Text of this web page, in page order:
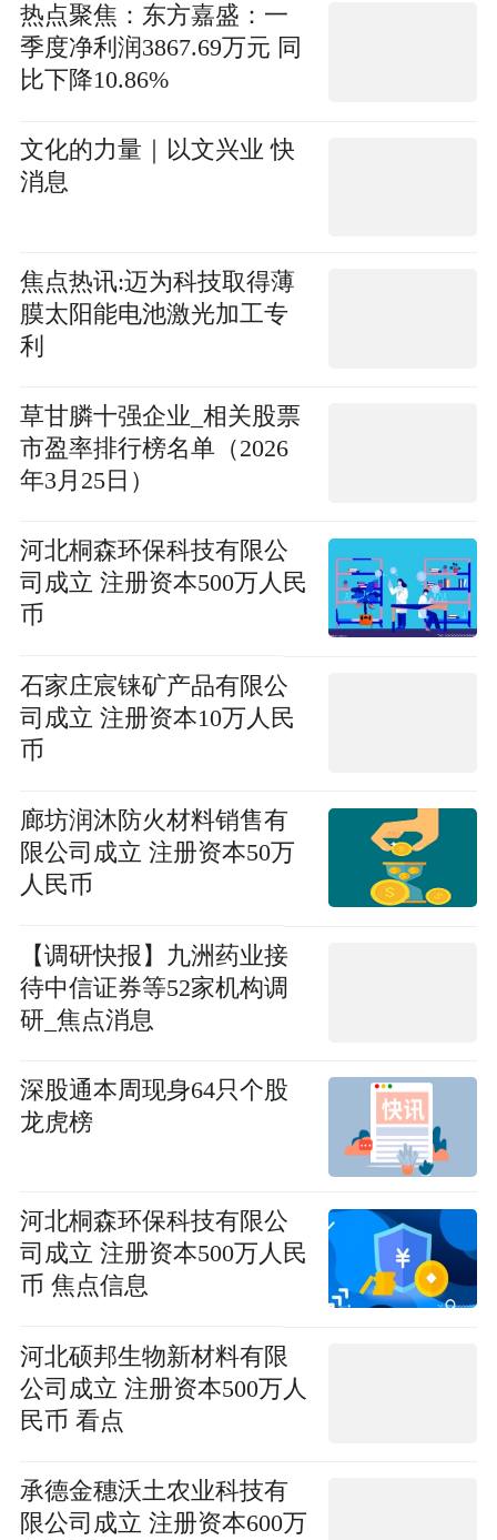
热点聚焦：东方嘉盛：一
季度净利润3867.69万元 同
比下降10.86%
文化的力量｜以文兴业 快
消息
焦点热讯:迈为科技取得薄
膜太阳能电池激光加工专
利
草甘膦十强企业_相关股票
市盈率排行榜名单（2026
年3月25日）
河北桐森环保科技有限公
司成立 注册资本500万人民
币
石家庄宸铼矿产品有限公
司成立 注册资本10万人民
币
廊坊润沐防火材料销售有
限公司成立 注册资本50万
人民币
【调研快报】九洲药业接
待中信证券等52家机构调
研_焦点消息
深股通本周现身64只个股
龙虎榜
河北桐森环保科技有限公
司成立 注册资本500万人民
币 焦点信息
河北硕邦生物新材料有限
公司成立 注册资本500万人
民币 看点
承德金穗沃土农业科技有
限公司成立 注册资本600万